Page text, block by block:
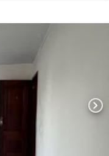
chevron_right